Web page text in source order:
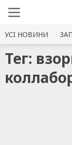
УСI НОВИНИ
Тег: